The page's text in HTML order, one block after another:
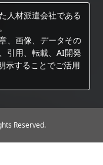
人材派遣会社である
、画像、データその
引用、転載、AI開発
示することでご活用
Reserved.